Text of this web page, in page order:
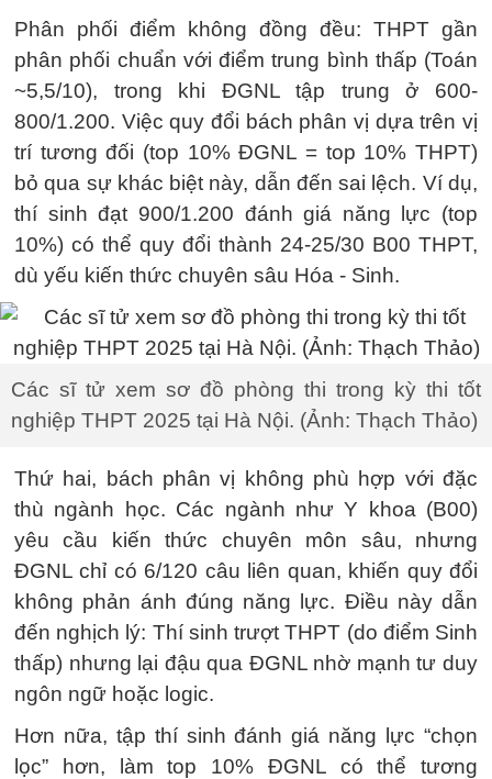
Phân phối điểm không đồng đều: THPT gần
phân phối chuẩn với điểm trung bình thấp (Toán
~5,5/10), trong khi ĐGNL tập trung ở 600-
800/1.200. Việc quy đổi bách phân vị dựa trên vị
trí tương đối (top 10% ĐGNL = top 10% THPT)
bỏ qua sự khác biệt này, dẫn đến sai lệch. Ví dụ,
thí sinh đạt 900/1.200 đánh giá năng lực (top
10%) có thể quy đổi thành 24-25/30 B00 THPT,
dù yếu kiến thức chuyên sâu Hóa - Sinh.
Các sĩ tử xem sơ đồ phòng thi trong kỳ thi tốt
nghiệp THPT 2025 tại Hà Nội. (Ảnh: Thạch Thảo)
Thứ hai, bách phân vị không phù hợp với đặc
thù ngành học. Các ngành như Y khoa (B00)
yêu cầu kiến thức chuyên môn sâu, nhưng
ĐGNL chỉ có 6/120 câu liên quan, khiến quy đổi
không phản ánh đúng năng lực. Điều này dẫn
đến nghịch lý: Thí sinh trượt THPT (do điểm Sinh
thấp) nhưng lại đậu qua ĐGNL nhờ mạnh tư duy
ngôn ngữ hoặc logic.
Hơn nữa, tập thí sinh đánh giá năng lực “chọn
lọc” hơn, làm top 10% ĐGNL có thể tương